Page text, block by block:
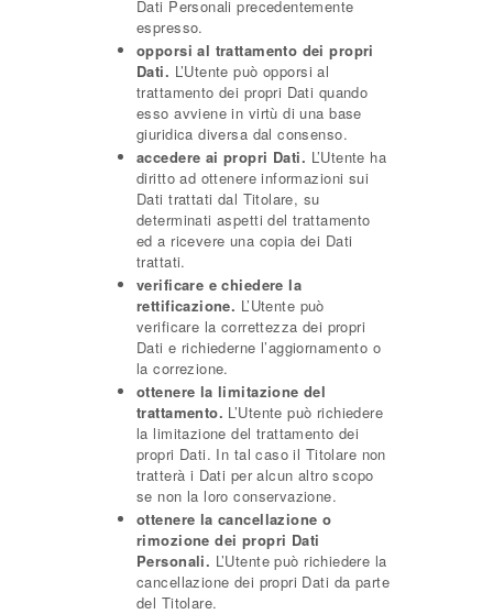
Dati Personali precedentemente
espresso.
opporsi al trattamento dei propri
Dati. L’Utente può opporsi al
trattamento dei propri Dati quando
esso avviene in virtù di una base
giuridica diversa dal consenso.
accedere ai propri Dati. L’Utente ha
diritto ad ottenere informazioni sui
Dati trattati dal Titolare, su
determinati aspetti del trattamento
ed a ricevere una copia dei Dati
trattati.
verificare e chiedere la
rettificazione. L’Utente può
verificare la correttezza dei propri
Dati e richiederne l’aggiornamento o
la correzione.
ottenere la limitazione del
trattamento. L’Utente può richiedere
la limitazione del trattamento dei
propri Dati. In tal caso il Titolare non
tratterà i Dati per alcun altro scopo
se non la loro conservazione.
ottenere la cancellazione o
rimozione dei propri Dati
Personali. L’Utente può richiedere la
cancellazione dei propri Dati da parte
del Titolare.